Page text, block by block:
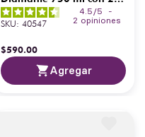
Vasos
4.5 /5
-
2 opiniones
SKU: 40547
$590.00
Agregar